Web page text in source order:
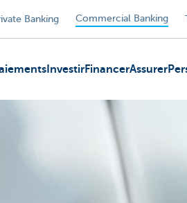
Banking Commercial Banking
InvestirFinancerAssurer